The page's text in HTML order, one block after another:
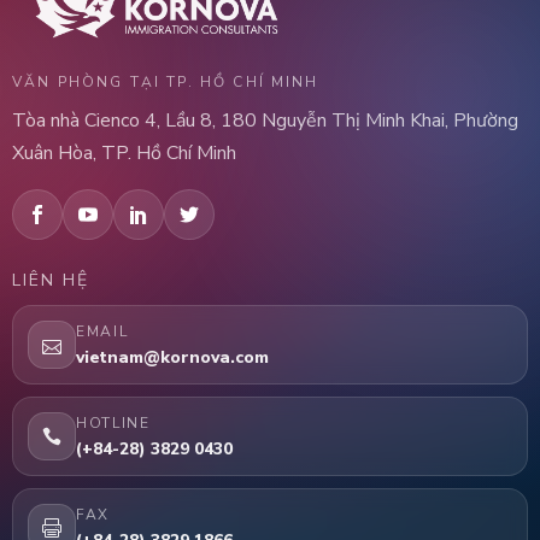
VĂN PHÒNG TẠI TP. HỒ CHÍ MINH
Tòa nhà Cienco 4, Lầu 8, 180 Nguyễn Thị Minh Khai, Phường
Xuân Hòa, TP. Hồ Chí Minh
LIÊN HỆ
EMAIL
vietnam@kornova.com
HOTLINE
(+84-28) 3829 0430
FAX